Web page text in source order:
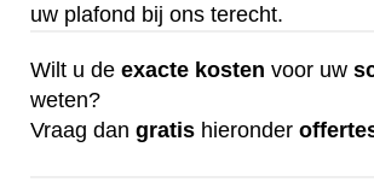
uw plafond bij ons terecht.
Wilt u de exacte kosten voor uw
weten?
Vraag dan gratis hieronder